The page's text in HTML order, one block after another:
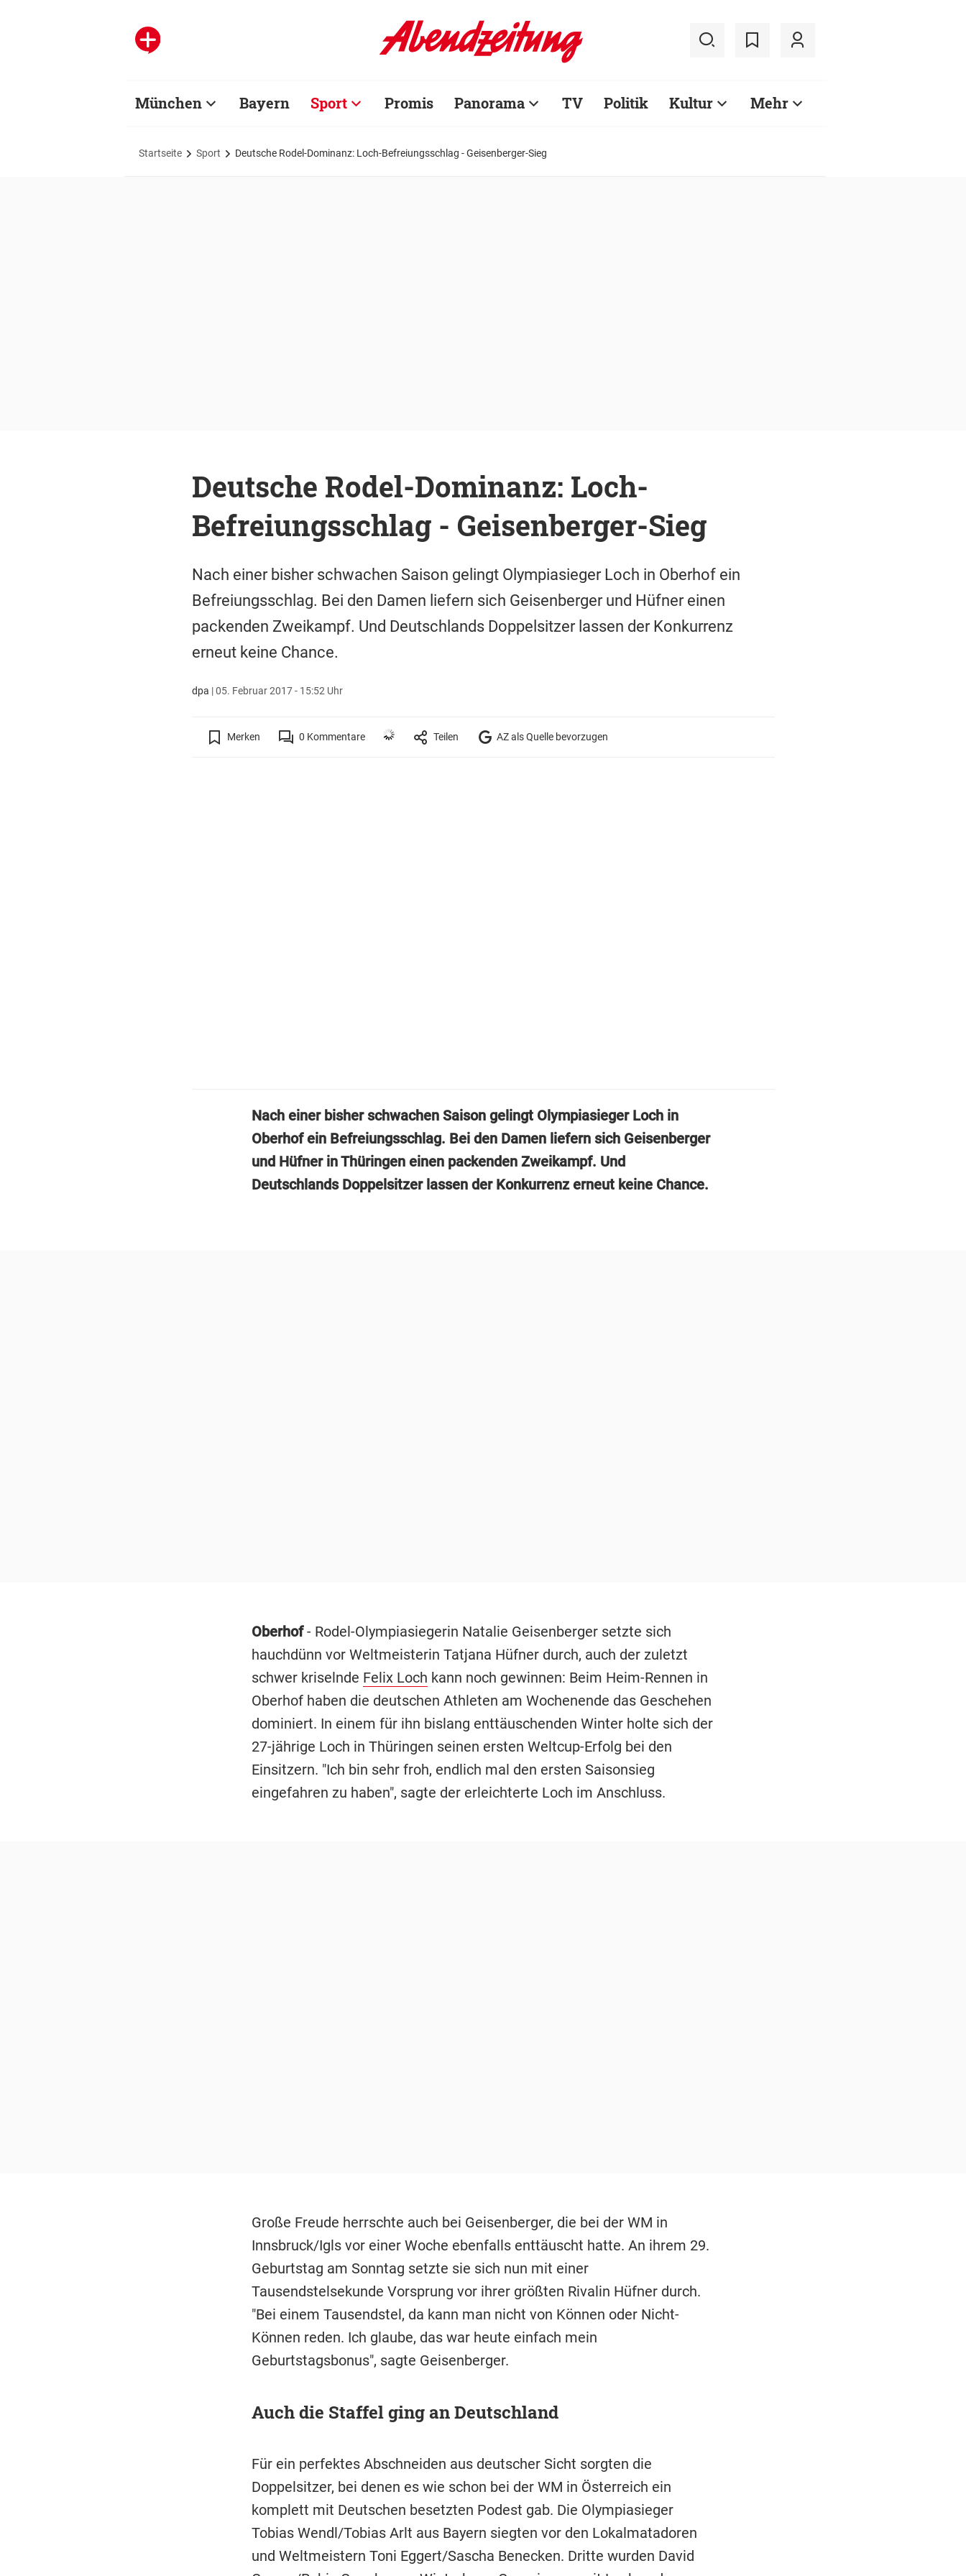
München Bayern Sport Promis Panorama TV Politik Kultur Mehr
Startseite Sport Deutsche Rodel-Dominanz: Loch-Befreiungsschlag - Geisenberger-Sieg
Deutsche Rodel-Dominanz: Loch-
Befreiungsschlag - Geisenberger-Sieg
Nach einer bisher schwachen Saison gelingt Olympiasieger Loch in Oberhof ein
Befreiungsschlag. Bei den Damen liefern sich Geisenberger und Hüfner einen
packenden Zweikampf. Und Deutschlands Doppelsitzer lassen der Konkurrenz
erneut keine Chance.
dpa |05. Februar 2017 - 15:52 Uhr
Merken 0 Kommentare Teilen AZ als Quelle bevorzugen
Nach einer bisher schwachen Saison gelingt Olympiasieger Loch in
Oberhof ein Befreiungsschlag. Bei den Damen liefern sich Geisenberger
und Hüfner in Thüringen einen packenden Zweikampf. Und
Deutschlands Doppelsitzer lassen der Konkurrenz erneut keine Chance.
Oberhof- Rodel-Olympiasiegerin Natalie Geisenberger setzte sich
hauchdünn vor Weltmeisterin Tatjana Hüfner durch, auch der zuletzt
schwer kriselnde Felix Loch kann noch gewinnen: Beim Heim-Rennen in
Oberhof haben die deutschen Athleten am Wochenende das Geschehen
dominiert. In einem für ihn bislang enttäuschenden Winter holte sich der
27-jährige Loch in Thüringen seinen ersten Weltcup-Erfolg bei den
Einsitzern. "Ich bin sehr froh, endlich mal den ersten Saisonsieg
eingefahren zu haben", sagte der erleichterte Loch im Anschluss.
Große Freude herrschte auch bei Geisenberger, die bei der WM in
Innsbruck/Igls vor einer Woche ebenfalls enttäuscht hatte. An ihrem 29.
Geburtstag am Sonntag setzte sie sich nun mit einer
Tausendstelsekunde Vorsprung vor ihrer größten Rivalin Hüfner durch.
"Bei einem Tausendstel, da kann man nicht von Können oder Nicht-
Können reden. Ich glaube, das war heute einfach mein
Geburtstagsbonus", sagte Geisenberger.
Auch die Staffel ging an Deutschland
Für ein perfektes Abschneiden aus deutscher Sicht sorgten die
Doppelsitzer, bei denen es wie schon bei der WM in Österreich ein
komplett mit Deutschen besetzten Podest gab. Die Olympiasieger
Tobias Wendl/Tobias Arlt aus Bayern siegten vor den Lokalmatadoren
und Weltmeistern Toni Eggert/Sascha Benecken. Dritte wurden David